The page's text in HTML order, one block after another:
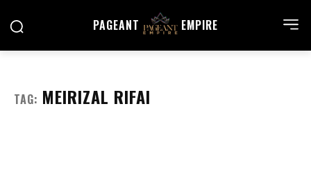
PAGEANT EMPIRE
TAG: MEIRIZAL RIFAI